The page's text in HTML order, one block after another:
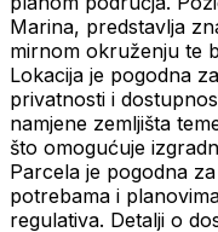
Marina, predstavlja
mirnom okruženju te
Lokacija je pogodna
privatnosti i
namjene zemljišta
što omogućuje
Parcela je pogodna
potrebama i
regulativa. Detalji o